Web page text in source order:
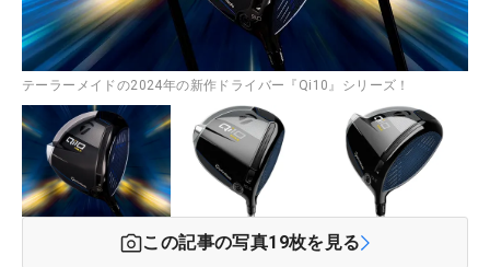
テーラーメイドの2024年の新作ドライバー『Qi10』シリーズ！
この記事の写真19枚を見る